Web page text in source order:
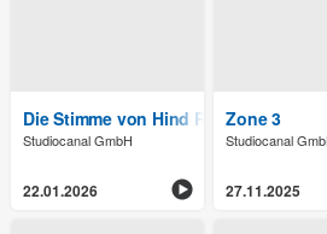
Die Stimme von Hind Rajab
Studiocanal GmbH
22.01.2026
Zone 3
Studiocanal
27.11.2025